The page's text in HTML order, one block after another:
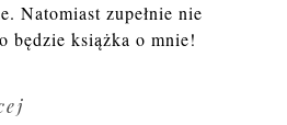
Natomiast zupełnie nie
będzie książka o mnie!